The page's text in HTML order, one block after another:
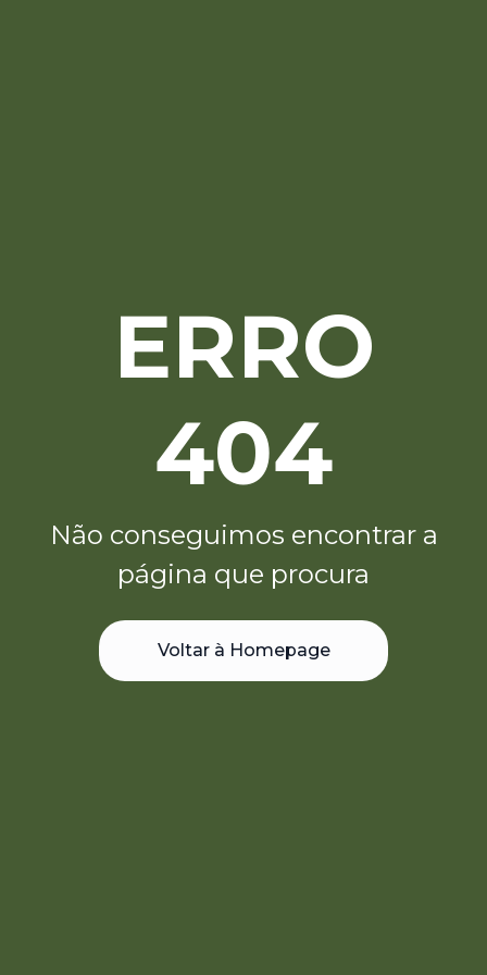
ERRO
404
Não conseguimos encontrar a
página que procura
Voltar à Homepage